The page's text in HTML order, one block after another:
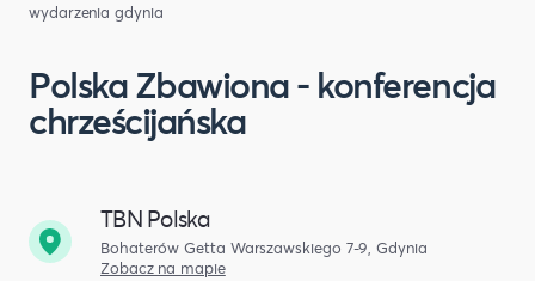
wydarzenia gdynia
Polska Zbawiona - konferencja
chrześcijańska
TBN Polska
Bohaterów Getta Warszawskiego 7-9, Gdynia
Zobacz na mapie